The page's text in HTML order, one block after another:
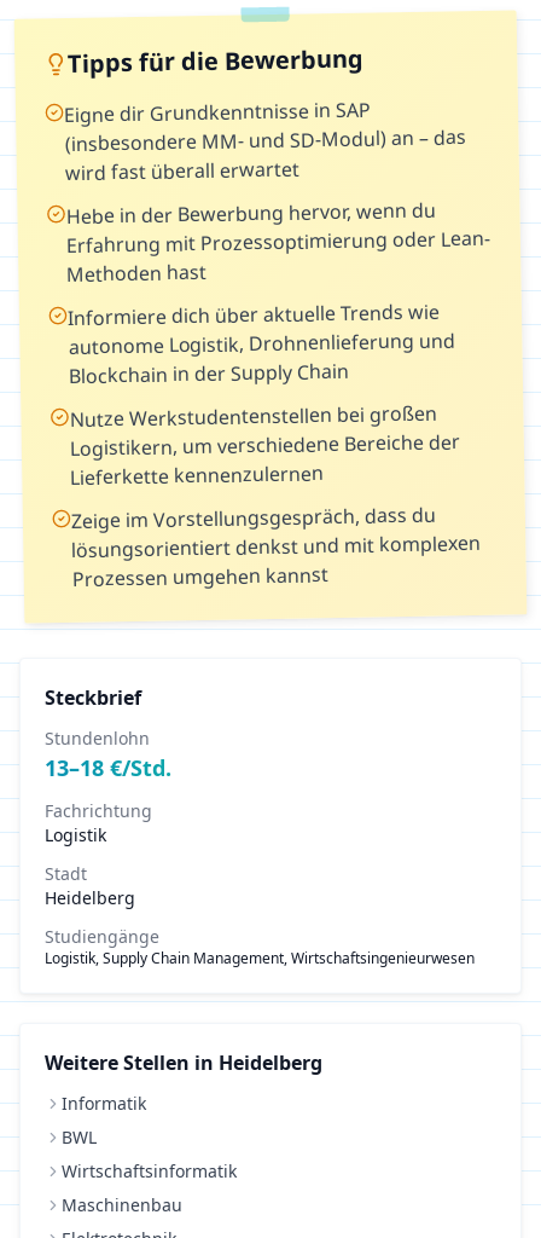
Tipps für die Bewerbung
Eigne dir Grundkenntnisse in SAP
(insbesondere MM- und SD-Modul) an – das
wird fast überall erwartet
Hebe in der Bewerbung hervor, wenn du
Erfahrung mit Prozessoptimierung oder Lean-
Methoden hast
Informiere dich über aktuelle Trends wie
autonome Logistik, Drohnenlieferung und
Blockchain in der Supply Chain
Nutze Werkstudentenstellen bei großen
Logistikern, um verschiedene Bereiche der
Lieferkette kennenzulernen
Zeige im Vorstellungsgespräch, dass du
lösungsorientiert denkst und mit komplexen
Prozessen umgehen kannst
Steckbrief
Stundenlohn
13–18 €/Std.
Fachrichtung
Logistik
Stadt
Heidelberg
Studiengänge
Logistik, Supply Chain Management, Wirtschaftsingenieurwesen
Weitere Stellen in Heidelberg
Informatik
BWL
Wirtschaftsinformatik
Maschinenbau